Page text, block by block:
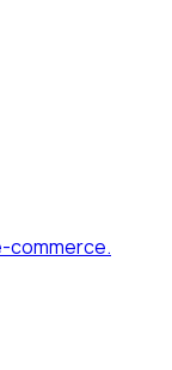
commerce.